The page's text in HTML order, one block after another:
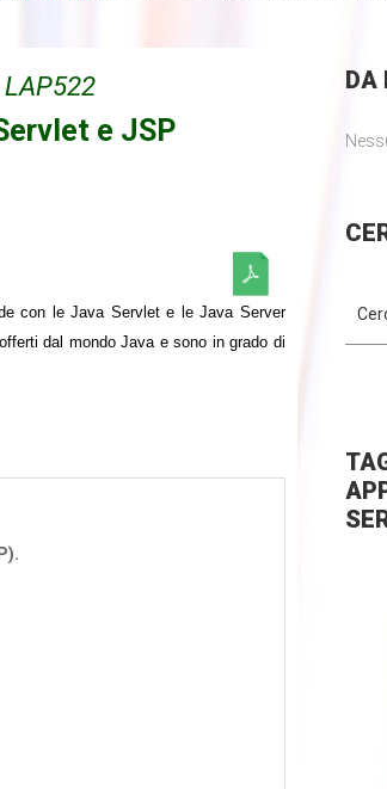
LAP522
e JSP
con le Java Servlet e le Java Server
dal mondo Java e sono in grado di
DA